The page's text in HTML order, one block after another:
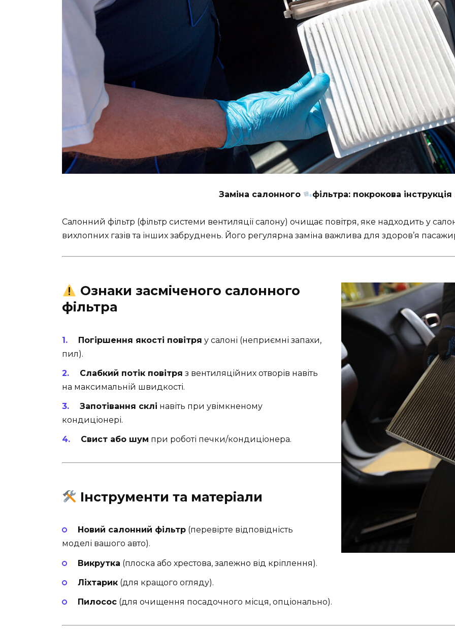
Заміна салонного фільтра: покрокова інструкція
Салонний фільтр (фільтр системи вентиляції салону) очищає повітря, яке надходить у
вихлопних газів та інших забруднень. Його регулярна заміна важлива для здоров’я
Ознаки засміченого салонного
фільтра
Погіршення якості повітря у салоні (неприємні запахи,
пил).
Слабкий потік повітря з вентиляційних отворів навіть
на максимальній швидкості.
Запотівання склі навіть при увімкненому
кондиціонері.
Свист або шум при роботі печки/кондиціонера.
Інструменти та матеріали
Новий салонний фільтр(перевірте відповідність
моделі вашого авто).
Викрутка (плоска або хрестова, залежно від кріплення).
Ліхтарик(для кращого огляду).
Пилосос(для очищення посадочного місця, опціонально).